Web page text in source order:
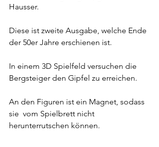
Hausser.
Diese ist zweite Ausgabe, welche Ende
der 50er Jahre erschienen ist.
In einem 3D Spielfeld versuchen die
Bergsteiger den Gipfel zu erreichen.
An den Figuren ist ein Magnet, sodass
sie  vom Spielbrett nicht
herunterrutschen können.